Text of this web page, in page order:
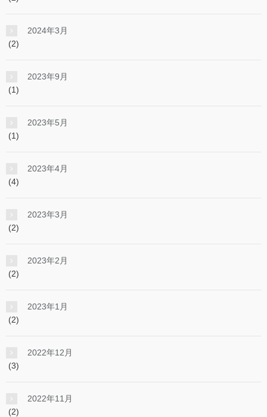
2024年3月
(2)
2023年9月
(1)
2023年5月
(1)
2023年4月
(4)
2023年3月
(2)
2023年2月
(2)
2023年1月
(2)
2022年12月
(3)
2022年11月
(2)